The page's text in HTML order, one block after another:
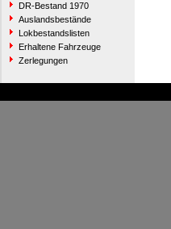
DR-Bestand 1970
Auslandsbestände
Lokbestandslisten
Erhaltene Fahrzeuge
Zerlegungen